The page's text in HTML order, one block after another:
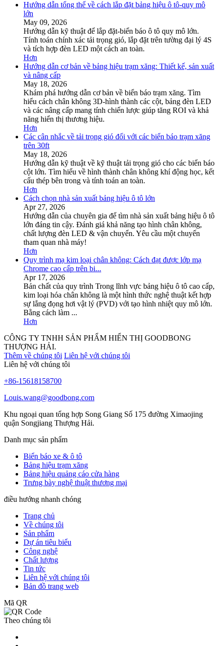
Hướng dẫn tổng thể về cách lắp đặt bảng hiệu ô tô-quy mô
lớn
May 09, 2026
Hướng dẫn kỹ thuật để lắp đặt-biển báo ô tô quy mô lớn.
Tính toán chính xác tải trọng gió, lắp đặt trên tường đại lý 4S
và tích hợp đèn LED một cách an toàn.
Hơn
Hướng dẫn cơ bản về bảng hiệu trạm xăng: Thiết kế, sản xuất
và nâng cấp
May 18, 2026
Khám phá hướng dẫn cơ bản về biển báo trạm xăng. Tìm
hiểu cách chân không 3D-hình thành các cột, bảng đèn LED
và các nâng cấp mang tính chiến lược giúp tăng ROI và khả
năng hiển thị thương hiệu.
Hơn
Các cân nhắc về tải trọng gió đối với các biển báo trạm xăng
trên 30ft
May 18, 2026
Hướng dẫn kỹ thuật về kỹ thuật tải trọng gió cho các biển báo
cột lớn. Tìm hiểu về hình thành chân không khí động học, kết
cấu thép bên trong và tính toán an toàn.
Hơn
Cách chọn nhà sản xuất bảng hiệu ô tô lớn
Apr 27, 2026
Hướng dẫn của chuyên gia để tìm nhà sản xuất bảng hiệu ô tô
lớn đáng tin cậy. Đánh giá khả năng tạo hình chân không,
chất lượng đèn LED & vận chuyển. Yêu cầu một chuyến
tham quan nhà máy!
Hơn
Quy trình mạ kim loại chân không: Cách đạt được lớp mạ
Chrome cao cấp trên bi...
Apr 17, 2026
Bản chất của quy trình Trong lĩnh vực bảng hiệu ô tô cao cấp,
kim loại hóa chân không là một hình thức nghệ thuật kết hợp
sự lắng đọng hơi vật lý (PVD) với tạo hình nhiệt quy mô lớn.
Bằng cách làm ...
Hơn
CÔNG TY TNHH SẢN PHẨM HIỂN THỊ GOODBONG
THƯỢNG HẢI.
Thêm về chúng tôi Liên hệ với chúng tôi
Liên hệ với chúng tôi
+86-15618158700
Louis.wang@goodbong.com
Khu ngoại quan tổng hợp Song Giang Số 175 đường Ximaojing
quận Songjiang Thượng Hải.
Danh mục sản phẩm
Biển báo xe & ô tô
Bảng hiệu trạm xăng
Bảng hiệu quảng cáo cửa hàng
Trưng bày nghệ thuật thương mại
điều hướng nhanh chóng
Trang chủ
Về chúng tôi
Sản phẩm
Dự án tiêu biểu
Công nghệ
Chất lượng
Tin tức
Liên hệ với chúng tôi
Bản đồ trang web
Mã QR
Theo chúng tôi